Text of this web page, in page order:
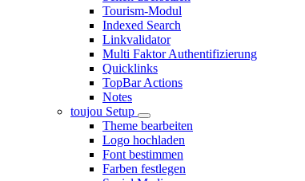
Tourism-Modul
Indexed Search
Linkvalidator
Multi Faktor Authentifizierung
Quicklinks
TopBar Actions
Notes
toujou Setup
Theme bearbeiten
Logo hochladen
Font bestimmen
Farben festlegen